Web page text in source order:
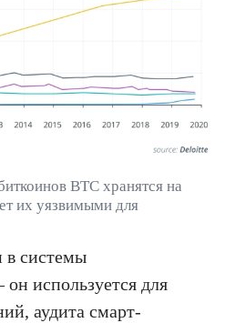
BTC хранятся на
их уязвимыми для
в системы
используется для
аудита смарт-